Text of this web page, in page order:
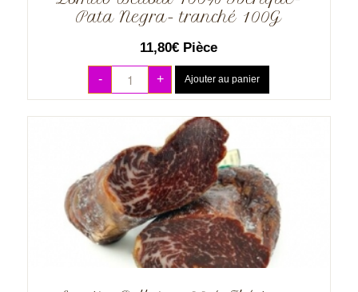
Pata Negra- tranché 100G
11,80€ Pièce
- + Ajouter au panier